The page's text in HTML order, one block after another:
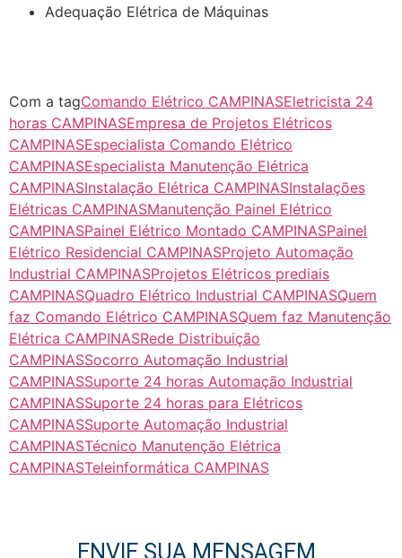
Adequação Elétrica de Máquinas
Com a tagComando Elétrico CAMPINASEletricista 24
horas CAMPINASEmpresa de Projetos Elétricos
CAMPINASEspecialista Comando Elétrico
CAMPINASEspecialista Manutenção Elétrica
CAMPINASInstalação Elétrica CAMPINASInstalações
Elétricas CAMPINASManutenção Painel Elétrico
CAMPINASPainel Elétrico Montado CAMPINASPainel
Elétrico Residencial CAMPINASProjeto Automação
Industrial CAMPINASProjetos Elétricos prediais
CAMPINASQuadro Elétrico Industrial CAMPINASQuem
faz Comando Elétrico CAMPINASQuem faz Manutenção
Elétrica CAMPINASRede Distribuição
CAMPINASSocorro Automação Industrial
CAMPINASSuporte 24 horas Automação Industrial
CAMPINASSuporte 24 horas para Elétricos
CAMPINASSuporte Automação Industrial
CAMPINASTécnico Manutenção Elétrica
CAMPINASTeleinformática CAMPINAS
ENVIE SUA MENSAGEM